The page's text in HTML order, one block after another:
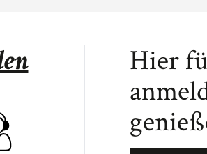
Hier